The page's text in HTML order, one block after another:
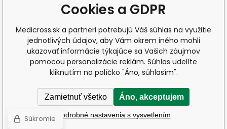
Cookies a GDPR
Medicross.sk a partneri potrebujú Váš súhlas na využitie
jednotlivých údajov, aby Vám okrem iného mohli
ukazovať informácie týkajúce sa Vašich záujmov
pomocou personalizácie reklám. Súhlas udelíte
kliknutím na políčko "Áno, súhlasím".
Zamietnuť všetko Áno, akceptujem
Podrobné nastavenia s vysvetlením
Súkromie